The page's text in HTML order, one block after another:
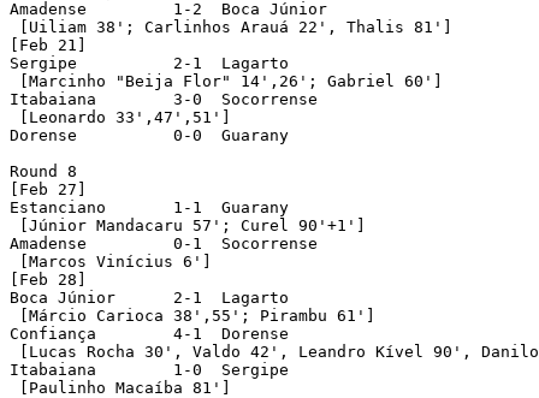
Amadense	 1-2  Boca Júnior			att: 140
[Uiliam 38'; Carlinhos Arauá 22', Thalis 81']
[Feb 21]
Sergipe		 2-1  Lagarto				att: 1.743
[Marcinho "Beija Flor" 14',26'; Gabriel 60']
Itabaiana	 3-0  Socorrense			att: 1.602
[Leonardo 33',47',51']
Dorense		 0-0  Guarany				att: 362
Round 8
[Feb 27]
Estanciano	 1-1  Guarany				att: 336
[Júnior Mandacaru 57'; Curel 90'+1']
Amadense	 0-1  Socorrense			att: 61
[Marcos Vinícius 6']
[Feb 28]
Boca Júnior	 2-1  Lagarto				att: 151
[Márcio Carioca 38',55'; Pirambu 61']
Confiança	 4-1  Dorense				att: 1.337
[Lucas Rocha 30', Valdo 42', Leandro Kível 90',
Itabaiana	 1-0  Sergipe				att: 3.682
[Paulinho Macaíba 81']